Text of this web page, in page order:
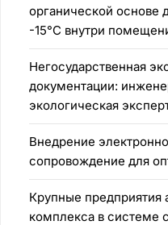
органической основе
-15°C внутри
Негосударственная
документации:
экологическая
Внедрение
сопровождение для
Крупные
комплекса в системе